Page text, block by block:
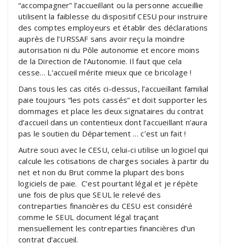
“accompagner” l’accueillant ou la personne accueillie
utilisent la faiblesse du dispositif CESU pour instruire
des comptes employeurs et établir des déclarations
auprès de l’URSSAF sans avoir reçu la moindre
autorisation ni du Pôle autonomie et encore moins
de la Direction de l’Autonomie. Il faut que cela
cesse… L’accueil mérite mieux que ce bricolage !
Dans tous les cas cités ci-dessus, l’accueillant familial
paie toujours “les pots cassés” et doit supporter les
dommages et place les deux signataires du contrat
d’accueil dans un contentieux dont l’accueillant n’aura
pas le soutien du Département … c’est un fait !
Autre souci avec le CESU, celui-ci utilise un logiciel qui
calcule les cotisations de charges sociales à partir du
net et non du Brut comme la plupart des bons
logiciels de paie. C’est pourtant légal et je répète
une fois de plus que SEUL le relevé des
contreparties financières du CESU est considéré
comme le SEUL document légal traçant
mensuellement les contreparties financières d’un
contrat d’accueil.